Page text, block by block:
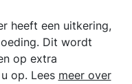
heeft een uitkering,
Dit wordt
op extra
op. Lees meer over